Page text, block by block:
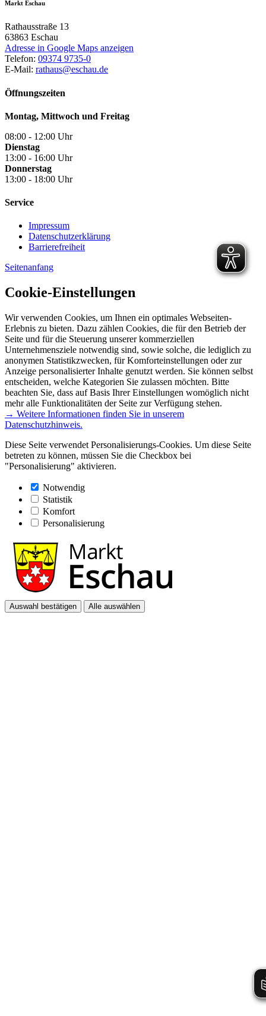
Markt Eschau
Rathausstraße 13
63863 Eschau
Adresse in Google Maps anzeigen
Telefon: 09374 9735-0
E-Mail: rathaus@eschau.de
Öffnungszeiten
Montag, Mittwoch und Freitag
08:00 - 12:00 Uhr
Dienstag
13:00 - 16:00 Uhr
Donnerstag
13:00 - 18:00 Uhr
Service
Impressum
Datenschutzerklärung
Barrierefreiheit
Seitenanfang
Cookie-Einstellungen
Wir verwenden Cookies, um Ihnen ein optimales Webseiten-
Erlebnis zu bieten. Dazu zählen Cookies, die für den Betrieb der
Seite und für die Steuerung unserer kommerziellen
Unternehmensziele notwendig sind, sowie solche, die lediglich zu
anonymen Statistikzwecken, für Komforteinstellungen oder zur
Anzeige personalisierter Inhalte genutzt werden. Sie können selbst
entscheiden, welche Kategorien Sie zulassen möchten. Bitte
beachten Sie, dass auf Basis Ihrer Einstellungen womöglich nicht
mehr alle Funktionalitäten der Seite zur Verfügung stehen.
→ Weitere Informationen finden Sie in unserem
Datenschutzhinweis.
Diese Seite verwendet Personalisierungs-Cookies. Um diese Seite
betreten zu können, müssen Sie die Checkbox bei
"Personalisierung" aktivieren.
Notwendig
Statistik
Komfort
Personalisierung
Auswahl bestätigen Alle auswählen